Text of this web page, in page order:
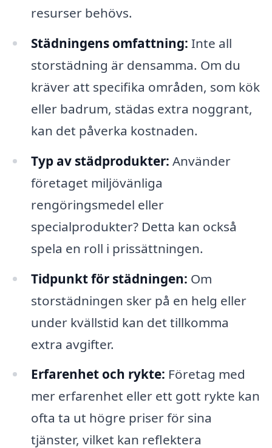
resurser behövs.
Städningens omfattning: Inte all
storstädning är densamma. Om du
kräver att specifika områden, som kök
eller badrum, städas extra noggrant,
kan det påverka kostnaden.
Typ av städprodukter: Använder
företaget miljövänliga
rengöringsmedel eller
specialprodukter? Detta kan också
spela en roll i prissättningen.
Tidpunkt för städningen: Om
storstädningen sker på en helg eller
under kvällstid kan det tillkomma
extra avgifter.
Erfarenhet och rykte: Företag med
mer erfarenhet eller ett gott rykte kan
ofta ta ut högre priser för sina
tjänster, vilket kan reflektera